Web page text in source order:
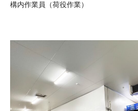
構内作業員（荷役作業）